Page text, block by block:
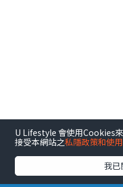
U Lifestyle 會使用Cookies
接受本網站之私隱政策和使
我已